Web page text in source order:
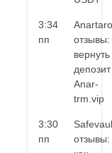
3:34
пп
отзывы:
вернуть
Anar-
trm.vip
3:30
пп
отзывы: